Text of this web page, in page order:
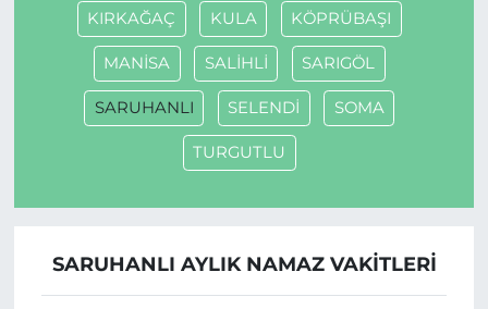
KIRKAĞAÇ KULA KÖPRÜBAŞI
MANİSA SALİHLİ SARIGÖL
SARUHANLI SELENDİ SOMA
TURGUTLU
SARUHANLI AYLIK NAMAZ VAKITLERI